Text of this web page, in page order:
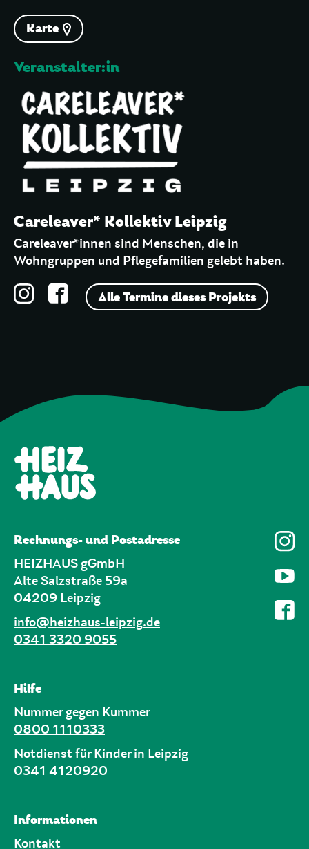
Karte
Veranstalter:in
Careleaver* Kollektiv Leipzig
Careleaver*innen sind Menschen, die in
Wohngruppen und Pflegefamilien gelebt haben.
Alle Termine dieses Projekts
Rechnungs- und Postadresse
HEIZHAUS gGmbH
Alte Salzstraße 59a
04209 Leipzig
info@heizhaus-leipzig.de
0341 3320 9055
Hilfe
Nummer gegen Kummer
0800 1110333
Notdienst für Kinder in Leipzig
0341 4120920
Informationen
Kontakt